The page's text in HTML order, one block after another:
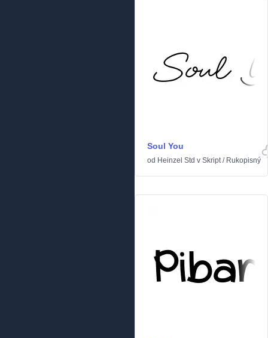
Soul You
od Heinzel Std v Skript/ Rukopisný